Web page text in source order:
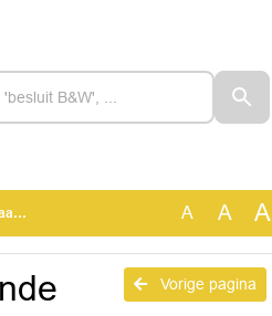
A A A
Vorige pagina